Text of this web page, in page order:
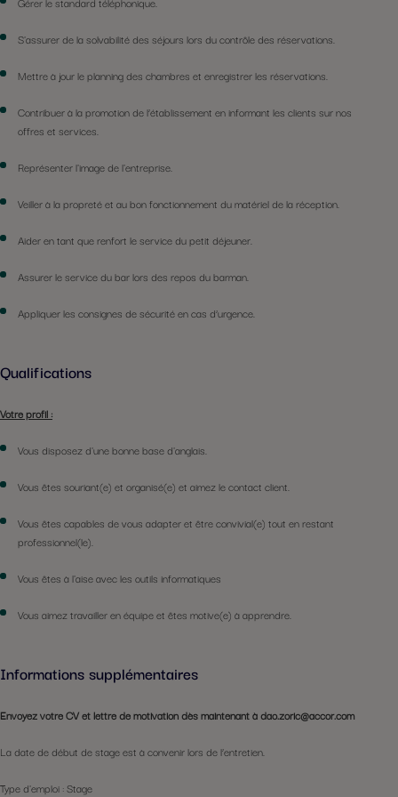
S'assurer de la solvabilité des séjours lors du contrôle des réservations.
Mettre à jour le planning des chambres et enregistrer les réservations.
Contribuer à la promotion de l’établissement en informant les clients sur nos
offres et services.
Représenter l'image de l'entreprise.
Veiller à la propreté et au bon fonctionnement du matériel de la réception.
Aider en tant que renfort le service du petit déjeuner.
Assurer le service du bar lors des repos du barman.
Appliquer les consignes de sécurité en cas d’urgence.
Qualifications
Votre profil :
Vous disposez d'une bonne base d'anglais.
Vous êtes souriant(e) et organisé(e) et aimez le contact client.
Vous êtes capables de vous adapter et être convivial(e) tout en restant
professionnel(le).
Vous êtes à l'aise avec les outils informatiques
Vous aimez travailler en équipe et êtes motive(e) à apprendre.
Informations supplémentaires
Envoyez votre CV et lettre de motivation dès maintenant à dao.zoric@accor.com
La date de début de stage est à convenir lors de l’entretien.
Type d'emploi : Stage